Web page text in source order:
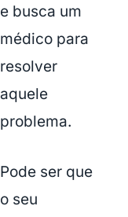
e busca um
médico para
resolver
aquele
problema.
Pode ser que
o seu